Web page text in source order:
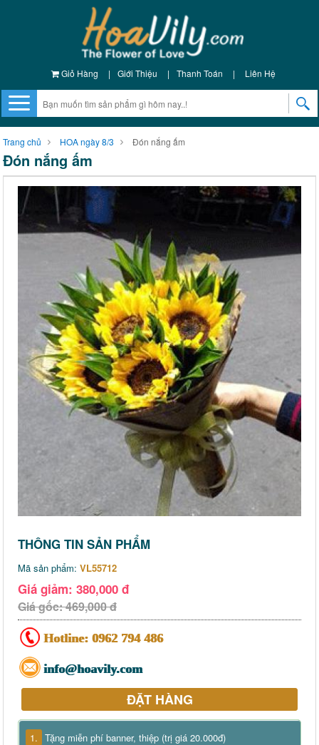
Giỏ Hàng | Giới Thiệu | Thanh Toán | Liên Hệ
Trang chủ HOA ngày 8/3 Đón nắng ấm
Đón nắng ấm
THÔNG TIN SẢN PHẨM
Mã sản phẩm: VL55712
Giá giảm: 380,000 đ
Giá gốc: 469,000 đ
Hotline: 0962 794 486
info@hoavily.com
ĐẶT HÀNG
1. Tặng miễn phí banner, thiệp (trị giá 20.000đ)